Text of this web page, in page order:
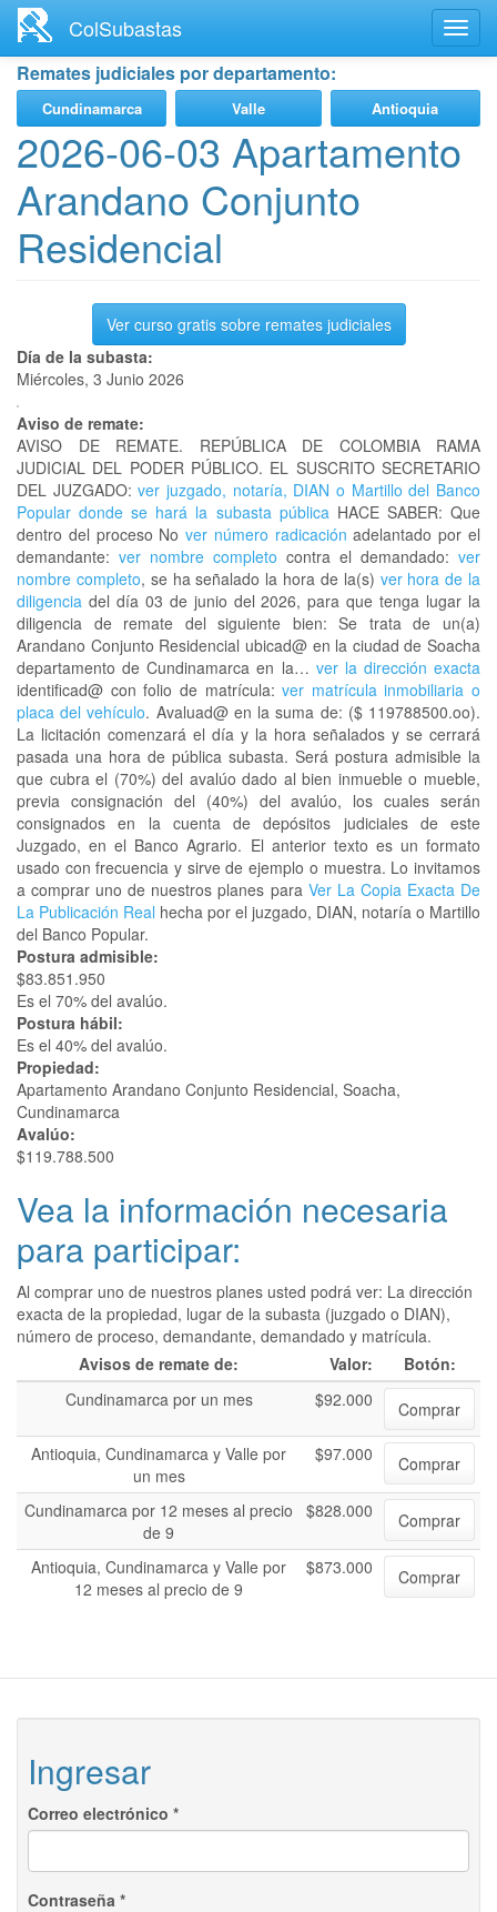
contenido
principal
ColSubastas
Remates judiciales por departamento:
Cundinamarca Valle Antioquia
2026-06-03 Apartamento
Arandano Conjunto
Residencial
Ver curso gratis sobre remates judiciales
Día de la subasta:
Miércoles, 3 Junio 2026
Aviso de remate:
AVISO DE REMATE. REPÚBLICA DE COLOMBIA RAMA
JUDICIAL DEL PODER PÚBLICO. EL SUSCRITO SECRETARIO
DEL JUZGADO: ver juzgado, notaría, DIAN o Martillo del Banco
Popular donde se hará la subasta públicaHACE SABER: Que
dentro del proceso Nover número radicación adelantado por el
demandante: ver nombre completo contra el demandado: ver
nombre completo, se ha señalado la hora de la(s) ver hora de la
diligencia del día 03 de junio del 2026, para que tenga lugar la
diligencia de remate del siguiente bien: Se trata de un(a)
Arandano Conjunto Residencial ubicad@ en la ciudad de Soacha
departamento de Cundinamarca en la… ver la dirección exacta
identificad@ con folio de matrícula:ver matrícula inmobiliaria o
placa del vehículo. Avaluad@ en la suma de: ($ 119788500.oo).
La licitación comenzará el día y la hora señalados y se cerrará
pasada una hora de pública subasta. Será postura admisible la
que cubra el (70%) del avalúo dado al bien inmueble o mueble,
previa consignación del (40%) del avalúo, los cuales serán
consignados en la cuenta de depósitos judiciales de este
Juzgado, en el Banco Agrario. El anterior texto es un formato
usado con frecuencia y sirve de ejemplo o muestra. Lo invitamos
a comprar uno de nuestros planes para Ver La Copia Exacta De
La Publicación Real hecha por el juzgado, DIAN, notaría o Martillo
del Banco Popular.
Postura admisible:
$83.851.950
Es el 70% del avalúo.
Postura hábil:
Es el 40% del avalúo.
Propiedad:
Apartamento Arandano Conjunto Residencial, Soacha,
Cundinamarca
Avalúo:
$119.788.500
Vea la información necesaria
para participar:
Al comprar uno de nuestros planes usted podrá ver: La dirección
exacta de la propiedad, lugar de la subasta (juzgado o DIAN),
número de proceso, demandante, demandado y matrícula.
Avisos de remate de:
Valor:
Botón:
Cundinamarca por un mes
$92.000
Comprar
Antioquia, Cundinamarca y Valle por
un mes
$97.000 Comprar
Cundinamarca por 12 meses al precio
de 9
$828.000 Comprar
Antioquia, Cundinamarca y Valle por
12 meses al precio de 9
$873.000 Comprar
Ingresar
Correo electrónico *
Contraseña *